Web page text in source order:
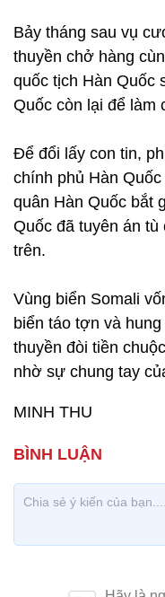
Bảy tháng sau vụ
thuyền chở hàng
quốc tịch Hàn Quốc
Quốc còn lại để làm
Để đổi lấy con tin,
chính phủ Hàn
quân Hàn Quốc bắt
Quốc đã tuyên án
trên.
Vùng biển Somali
biển táo tợn và
thuyền đòi tiền
nhờ sự chung tay
MINH THU